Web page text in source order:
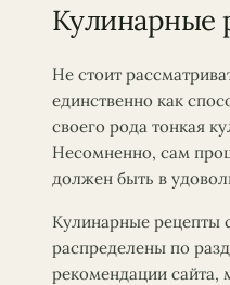
Кулинарные
Не стоит
единственно как
своего рода тонкая
Несомненно, сам
должен быть в
Кулинарные рецепты
распределены по
рекомендации сайта,